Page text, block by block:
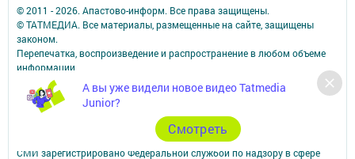
А вы уже видели новое видео Tatmedia
Junior?
Cмотреть
© 2011 - 2026. Апастово-информ. Все права защищены.
© ТАТМЕДИА. Все материалы, размещенные на сайте, защищены
законом.
Перепечатка, воспроизведение и распространение в любом объеме
информации,
размещенной на сайте, возможна только с письменного согласия
редакций СМИ.
При поддержке Республиканского агентства по печати и массовым
Наименование СМИ: Апастово-информ
СМИ зарегистрировано Федеральной службой по надзору в сфере